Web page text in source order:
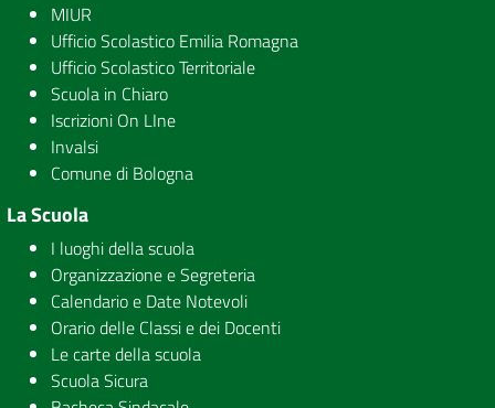
MIUR
Ufficio Scolastico Emilia Romagna
Ufficio Scolastico Territoriale
Scuola in Chiaro
Iscrizioni On LIne
Invalsi
Comune di Bologna
La Scuola
I luoghi della scuola
Organizzazione e Segreteria
Calendario e Date Notevoli
Orario delle Classi e dei Docenti
Le carte della scuola
Scuola Sicura